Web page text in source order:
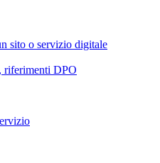
sito o servizio digitale
riferimenti DPO